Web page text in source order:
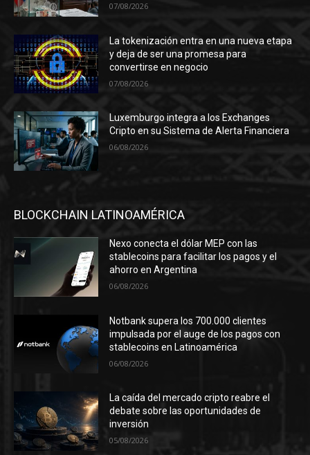
07/08/2026
La tokenización entra en una nueva etapa
y deja de ser una promesa para
convertirse en negocio
07/08/2026
Luxemburgo integra a los Exchanges
Cripto en su Sistema de Alerta Financiera
06/08/2026
BLOCKCHAIN LATINOAMÉRICA
Nexo conecta el dólar MEP con las
stablecoins para facilitar los pagos y el
ahorro en Argentina
06/08/2026
Notbank supera los 700.000 clientes
impulsada por el auge de los pagos con
stablecoins en Latinoamérica
06/08/2026
La caída del mercado cripto reabre el
debate sobre las oportunidades de
inversión
05/08/2026